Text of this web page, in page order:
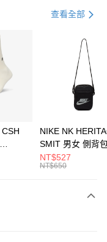
21家銀行
業銀行
業銀行
查看全部
統襪
NIKE NK
SMIT 男女 側背
BA5871010
NT$527
NT$650